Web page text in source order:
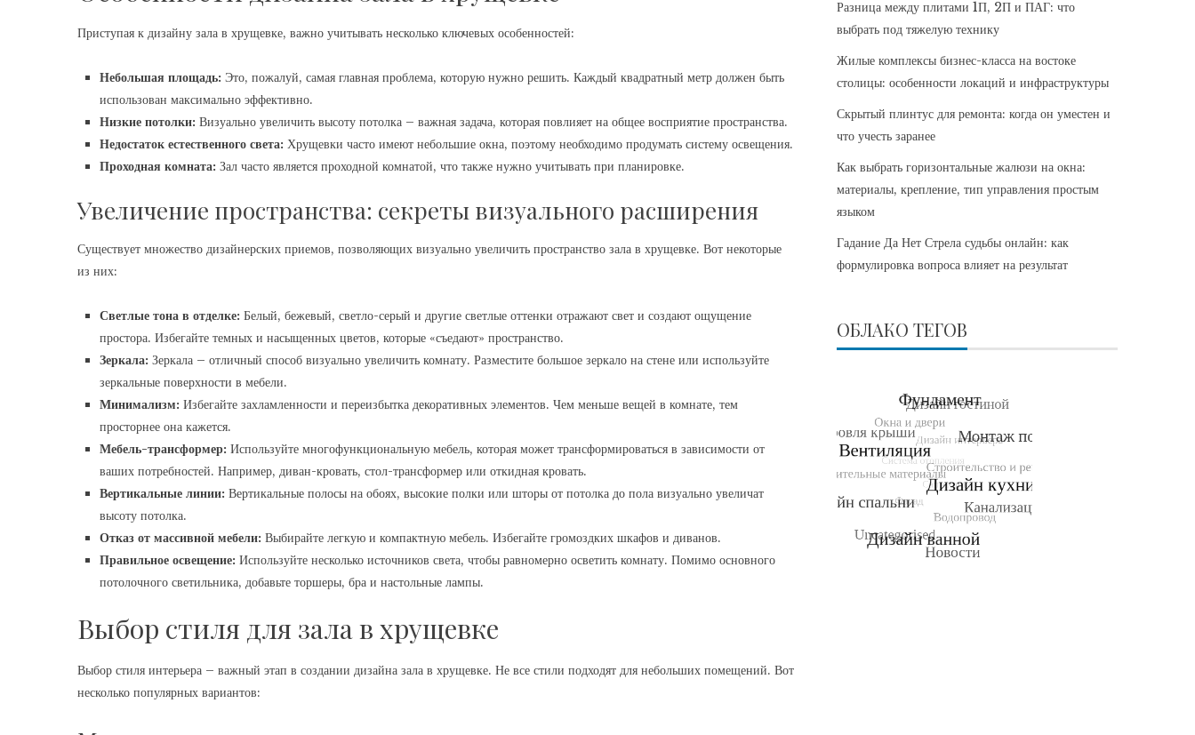
Приступая к дизайну зала в хрущевке, важно учитывать несколько ключевых особенностей:
Небольшая площадь: Это, пожалуй, самая главная проблема, которую нужно решить. Каждый квадратный метр должен быть
использован максимально эффективно.
Низкие потолки: Визуально увеличить высоту потолка – важная задача, которая повлияет на общее восприятие пространства.
Недостаток естественного света: Хрущевки часто имеют небольшие окна, поэтому необходимо продумать систему освещения.
Проходная комната: Зал часто является проходной комнатой, что также нужно учитывать при планировке.
Увеличение пространства: секреты визуального расширения
Существует множество дизайнерских приемов, позволяющих визуально увеличить пространство зала в хрущевке. Вот некоторые
из них:
Светлые тона в отделке: Белый, бежевый, светло-серый и другие светлые оттенки отражают свет и создают ощущение
простора. Избегайте темных и насыщенных цветов, которые «съедают» пространство.
Зеркала: Зеркала – отличный способ визуально увеличить комнату. Разместите большое зеркало на стене или используйте
зеркальные поверхности в мебели.
Минимализм: Избегайте захламленности и переизбытка декоративных элементов. Чем меньше вещей в комнате, тем
просторнее она кажется.
Мебель-трансформер: Используйте многофункциональную мебель, которая может трансформироваться в зависимости от
ваших потребностей. Например, диван-кровать, стол-трансформер или откидная кровать.
Вертикальные линии: Вертикальные полосы на обоях, высокие полки или шторы от потолка до пола визуально увеличат
высоту потолка.
Отказ от массивной мебели: Выбирайте легкую и компактную мебель. Избегайте громоздких шкафов и диванов.
Правильное освещение: Используйте несколько источников света, чтобы равномерно осветить комнату. Помимо основного
потолочного светильника, добавьте торшеры, бра и настольные лампы.
Выбор стиля для зала в хрущевке
Выбор стиля интерьера – важный этап в создании дизайна зала в хрущевке. Не все стили подходят для небольших помещений. Вот
несколько популярных вариантов:
Разница между плитами 1П, 2П и ПАГ: что
выбрать под тяжелую технику
Жилые комплексы бизнес-класса на востоке
столицы: особенности локаций и инфраструктуры
Скрытый плинтус для ремонта: когда он уместен и
что учесть заранее
Как выбрать горизонтальные жалюзи на окна:
материалы, крепление, тип управления простым
языком
Гадание Да Нет Стрела судьбы онлайн: как
формулировка вопроса влияет на результат
ОБЛАКО ТЕГОВ